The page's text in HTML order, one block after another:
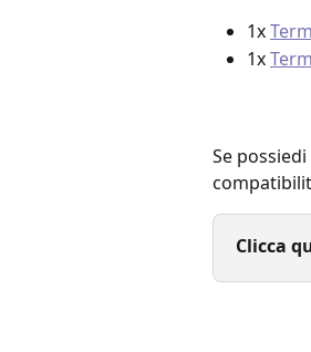
1x
1x
Se
Clicca